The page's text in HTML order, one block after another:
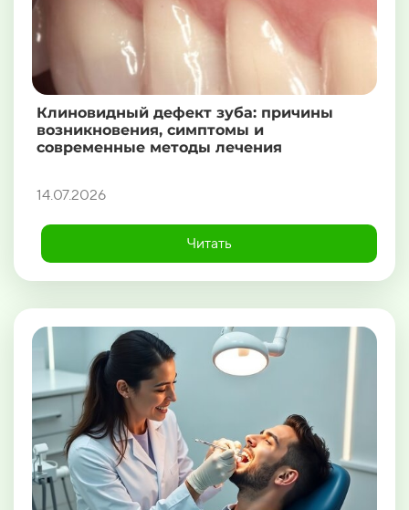
Клиновидный дефект зуба: причины
возникновения, симптомы и
современные методы лечения
14.07.2026
Читать